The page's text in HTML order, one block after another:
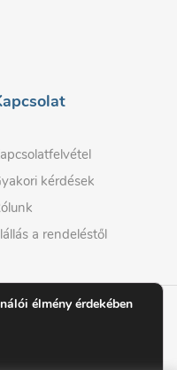
kérdések
a rendeléstől
élmény érdekében